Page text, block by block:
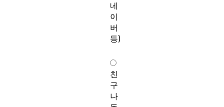
네
이
버
등)
친
구
나